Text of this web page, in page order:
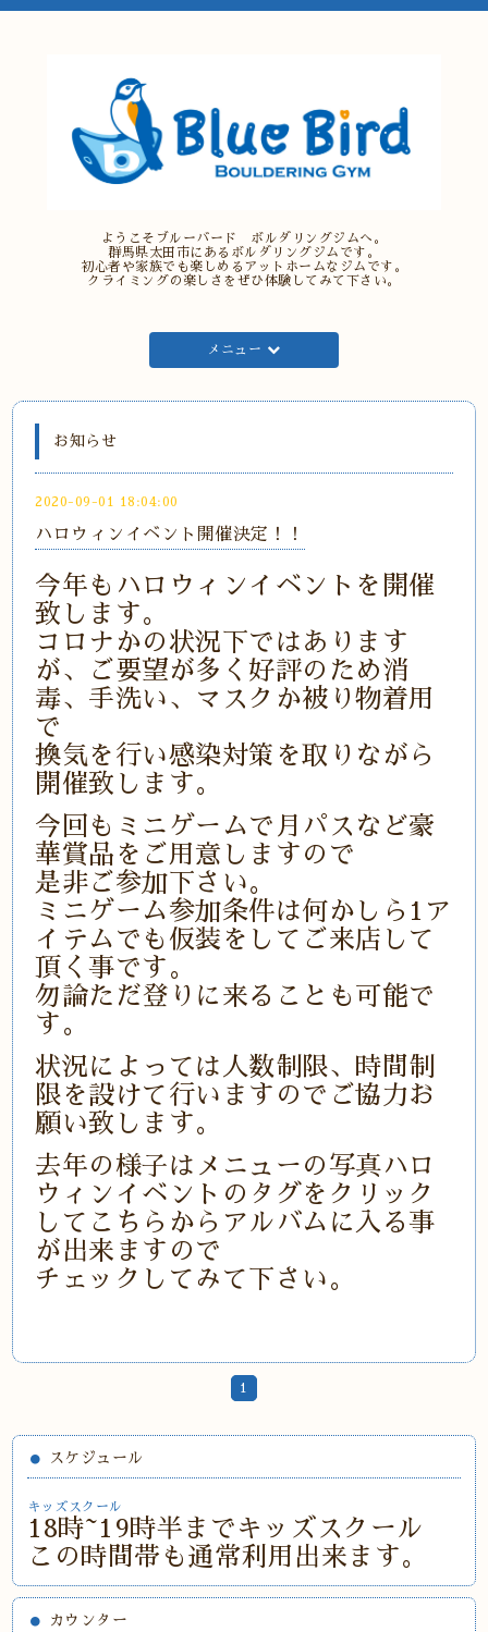
ようこそブルーバード ボルダリングジムへ。
群馬県太田市にあるボルダリングジムです。
初心者や家族でも楽しめるアットホームなジムです。
クライミングの楽しさをぜひ体験してみて下さい。
メニュー
お知らせ
2020-09-01 18:04:00
ハロウィンイベント開催決定！！
今年もハロウィンイベントを開催
致します。
コロナかの状況下ではあります
が、ご要望が多く好評のため消
毒、手洗い、マスクか被り物着用
で
換気を行い感染対策を取りながら
開催致します。
今回もミニゲームで月パスなど豪
華賞品をご用意しますので
是非ご参加下さい。
ミニゲーム参加条件は何かしら1ア
イテムでも仮装をしてご来店して
頂く事です。
勿論ただ登りに来ることも可能で
す。
状況によっては人数制限、時間制
限を設けて行いますのでご協力お
願い致します。
去年の様子はメニューの写真ハロ
ウィンイベントのタグをクリック
してこちらからアルバムに入る事
が出来ますので
チェックしてみて下さい。
1
スケジュール
キッズスクール
18時~19時半までキッズスクール
この時間帯も通常利用出来ます。
カウンター